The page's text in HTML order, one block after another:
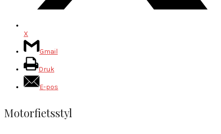
X
Gmail
Druk
E-pos
Motorfietsstyl